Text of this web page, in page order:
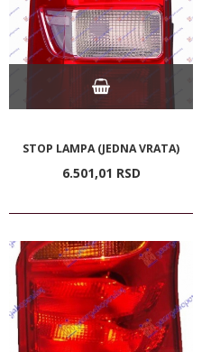
STOP LAMPA (JEDNA VRATA)
6.501,01 RSD